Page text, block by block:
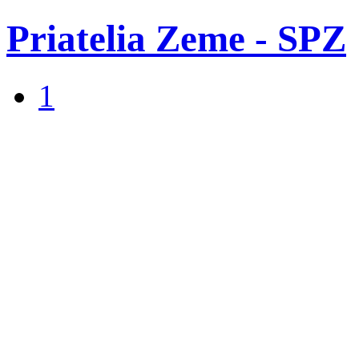
Priatelia Zeme - SPZ
1